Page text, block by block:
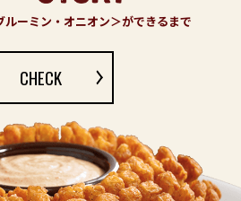
ルーミン・オニオン＞ができるまで
CHECK